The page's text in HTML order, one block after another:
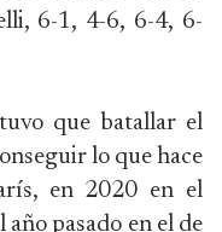
6-1, 4-6, 6-4, 6-
que batallar el
lo que hace
en 2020 en el
pasado en el de